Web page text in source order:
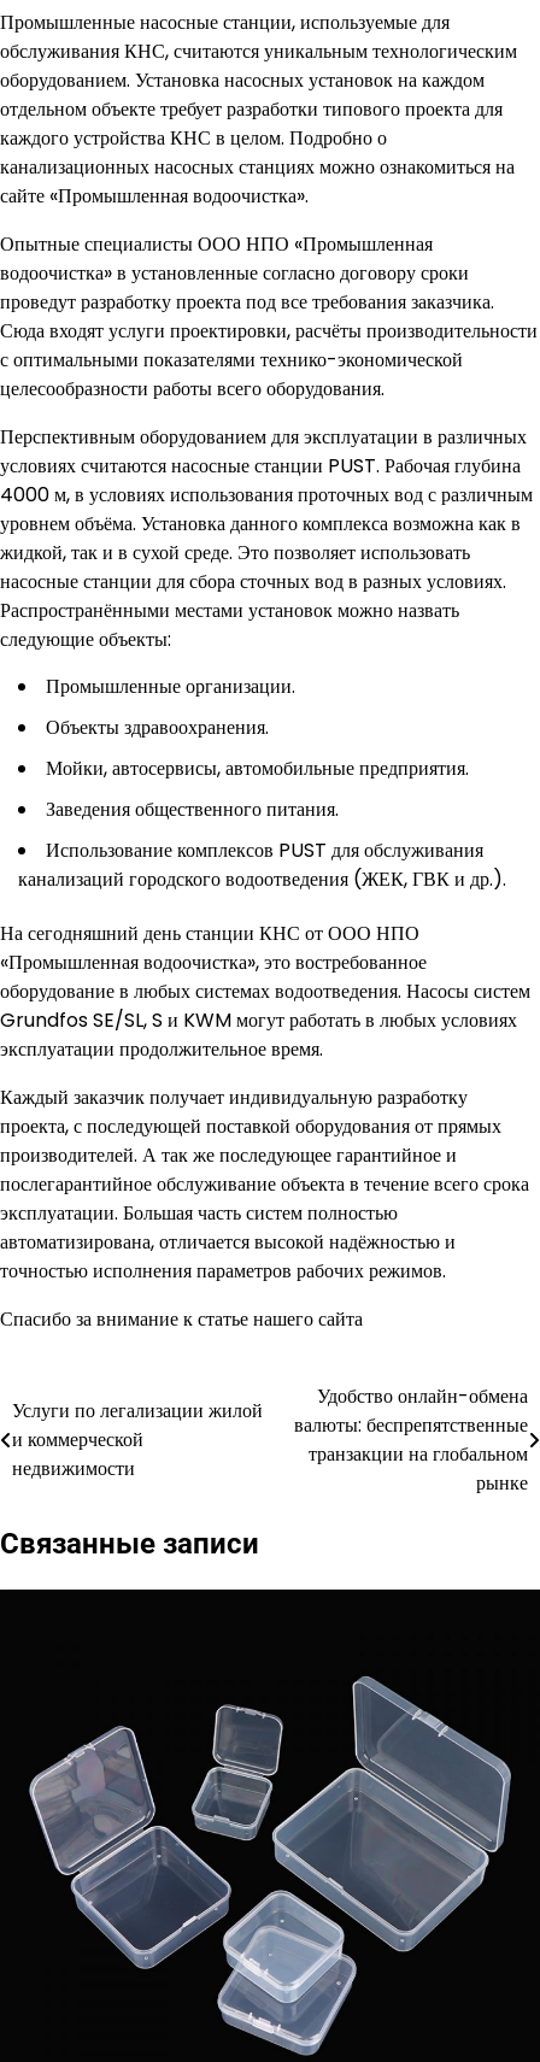
Промышленные насосные станции, используемые для
обслуживания КНС, считаются уникальным технологическим
оборудованием. Установка насосных установок на каждом
отдельном объекте требует разработки типового проекта для
каждого устройства КНС в целом. Подробно о
канализационных насосных станциях можно ознакомиться на
сайте «Промышленная водоочистка».
Опытные специалисты ООО НПО «Промышленная
водоочистка» в установленные согласно договору сроки
проведут разработку проекта под все требования заказчика.
Сюда входят услуги проектировки, расчёты производительности
с оптимальными показателями технико-экономической
целесообразности работы всего оборудования.
Перспективным оборудованием для эксплуатации в различных
условиях считаются насосные станции PUST. Рабочая глубина
4000 м, в условиях использования проточных вод с различным
уровнем объёма. Установка данного комплекса возможна как в
жидкой, так и в сухой среде. Это позволяет использовать
насосные станции для сбора сточных вод в разных условиях.
Распространёнными местами установок можно назвать
следующие объекты:
Промышленные организации.
Объекты здравоохранения.
Мойки, автосервисы, автомобильные предприятия.
Заведения общественного питания.
Использование комплексов PUST для обслуживания
канализаций городского водоотведения (ЖЕК, ГВК и др.).
На сегодняшний день станции КНС от ООО НПО
«Промышленная водоочистка», это востребованное
оборудование в любых системах водоотведения. Насосы систем
Grundfos SE/SL, S и KWM могут работать в любых условиях
эксплуатации продолжительное время.
Каждый заказчик получает индивидуальную разработку
проекта, с последующей поставкой оборудования от прямых
производителей. А так же последующее гарантийное и
послегарантийное обслуживание объекта в течение всего срока
эксплуатации. Большая часть систем полностью
автоматизирована, отличается высокой надёжностью и
точностью исполнения параметров рабочих режимов.
Спасибо за внимание к статье нашего сайта
Навигация
по
записям
Услуги по легализации жилой
и коммерческой
недвижимости
Удобство онлайн-обмена
валюты: беспрепятственные
транзакции на глобальном
рынке
Связанные записи